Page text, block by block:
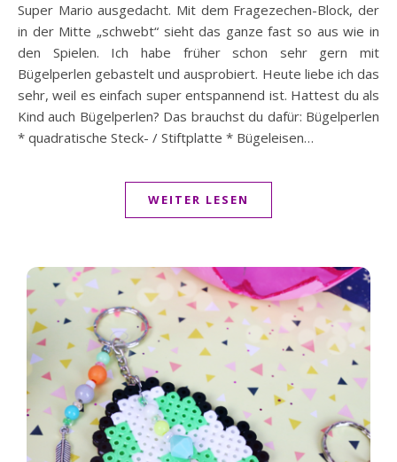
Super Mario ausgedacht. Mit dem Fragezechen-Block, der
in der Mitte „schwebt“ sieht das ganze fast so aus wie in
den Spielen. Ich habe früher schon sehr gern mit
Bügelperlen gebastelt und ausprobiert. Heute liebe ich das
sehr, weil es einfach super entspannend ist. Hattest du als
Kind auch Bügelperlen? Das brauchst du dafür: Bügelperlen
* quadratische Steck- / Stiftplatte * Bügeleisen…
WEITER LESEN